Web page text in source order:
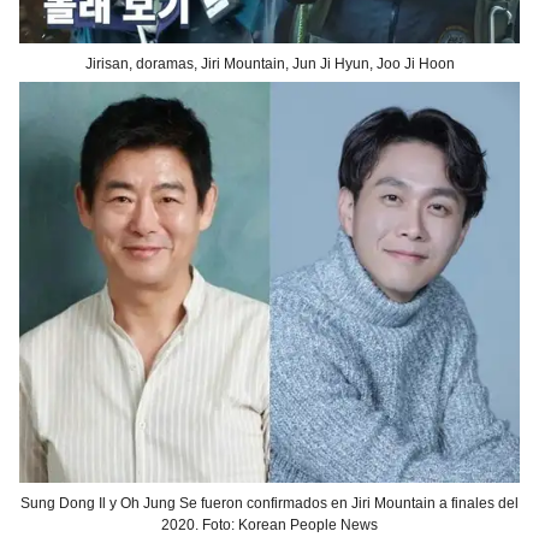
Jirisan, doramas, Jiri Mountain, Jun Ji Hyun, Joo Ji Hoon
Sung Dong Il y Oh Jung Se fueron confirmados en Jiri Mountain a finales del
2020. Foto: Korean People News